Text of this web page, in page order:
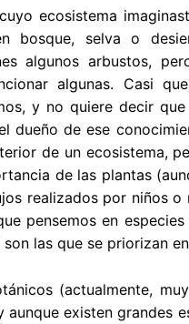
ecosistema
bosque, selva o
algunos arbustos,
algunas. Casi
y no quiere decir
dueño de ese
de un ecosistema,
de las plantas
realizados por niños
pensemos en
las que se priorizan
(actualmente,
aunque existen